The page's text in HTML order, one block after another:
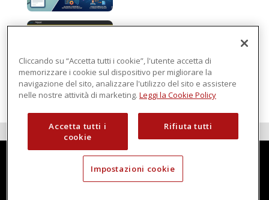
intelligenza in cloud
Cliccando su “Accetta tutti i cookie”, l'utente accetta di
memorizzare i cookie sul dispositivo per migliorare la
navigazione del sito, analizzare l'utilizzo del sito e assistere
nelle nostre attività di marketing. Leggi la Cookie Policy
Accetta tutti i
cookie
Rifiuta tutti
Impostazioni cookie